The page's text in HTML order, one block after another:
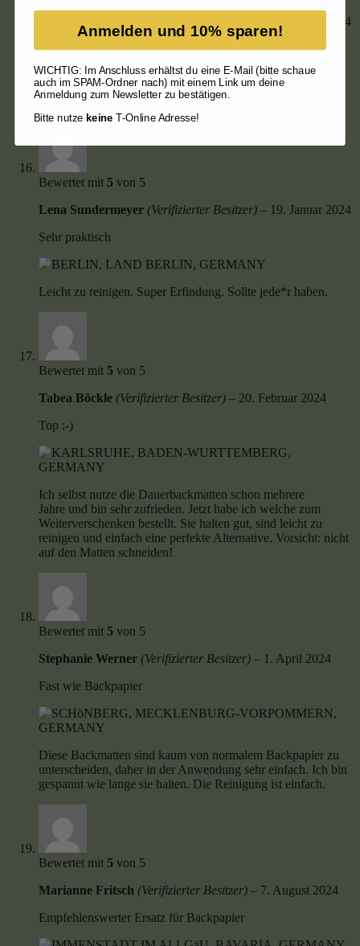
2. Januar 2024
Sehr gut im Dauereinsatz
Gute Haltbarkeit, kein Anbacken und sehr gut zu reinigen
Bewertet mit 5 von 5
Lena Sundermeyer (Verifizierter Besitzer) – 19. Januar 2024
Sehr praktisch
Leicht zu reinigen. Super Erfindung. Sollte jede*r haben.
Bewertet mit 5 von 5
Tabea Böckle (Verifizierter Besitzer) – 20. Februar 2024
Top :-)
Ich selbst nutze die Dauerbackmatten schon mehrere
Jahre und bin sehr zufrieden. Jetzt habe ich welche zum
Weiterverschenken bestellt. Sie halten gut, sind leicht zu
reinigen und einfach eine perfekte Alternative. Vorsicht: nicht
auf den Matten schneiden!
Bewertet mit 5 von 5
Stephanie Werner (Verifizierter Besitzer) – 1. April 2024
Fast wie Backpapier
Diese Backmatten sind kaum von normalem Backpapier zu
unterscheiden, daher in der Anwendung sehr einfach. Ich bin
gespannt wie lange sie halten. Die Reinigung ist einfach.
Bewertet mit 5 von 5
Marianne Fritsch (Verifizierter Besitzer) – 7. August 2024
Empfehlenswerter Ersatz für Backpapier
Anmelden und 10% sparen!
WICHTIG: Im Anschluss erhältst du eine E-Mail (bitte schaue
auch im SPAM-Ordner nach) mit einem Link um deine
Anmeldung zum Newsletter zu bestätigen.
Bitte nutze keine T-Online Adresse!